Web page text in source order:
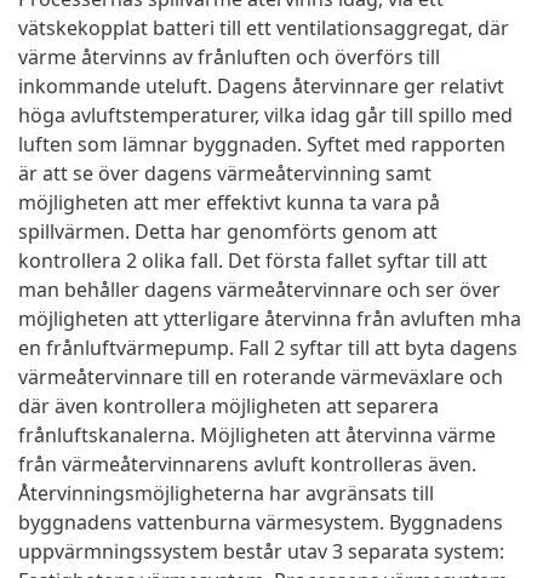
vätskekopplat batteri till ett ventilationsaggregat, där
värme återvinns av frånluften och överförs till
inkommande uteluft. Dagens återvinnare ger relativt
höga avluftstemperaturer, vilka idag går till spillo med
luften som lämnar byggnaden. Syftet med rapporten
är att se över dagens värmeåtervinning samt
möjligheten att mer effektivt kunna ta vara på
spillvärmen. Detta har genomförts genom att
kontrollera 2 olika fall. Det första fallet syftar till att
man behåller dagens värmeåtervinnare och ser över
möjligheten att ytterligare återvinna från avluften mha
en frånluftvärmepump. Fall 2 syftar till att byta dagens
värmeåtervinnare till en roterande värmeväxlare och
där även kontrollera möjligheten att separera
frånluftskanalerna. Möjligheten att återvinna värme
från värmeåtervinnarens avluft kontrolleras även.
Återvinningsmöjligheterna har avgränsats till
byggnadens vattenburna värmesystem. Byggnadens
uppvärmningssystem består utav 3 separata system: